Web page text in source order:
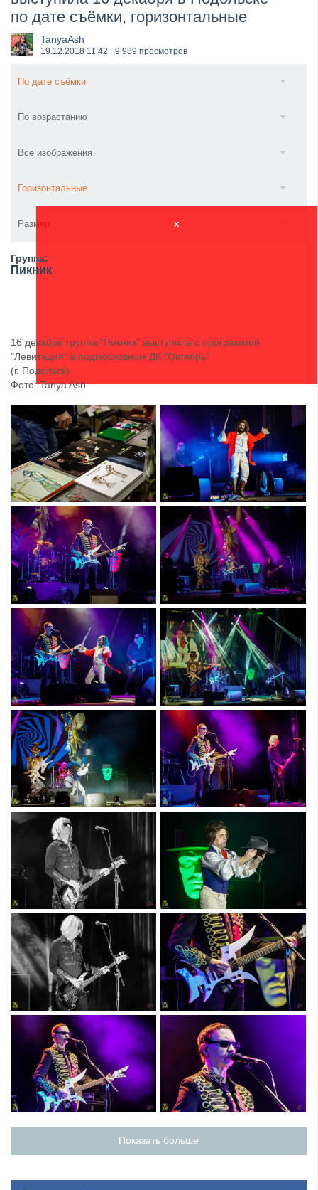
​Anthrax выпустили новый сингл и клип «Everybod...
по дате съёмки, горизонтальные
TanyaAsh
19.12.2018 11:42 9 989 просмотров
По дате съёмки
По возрастанию
Все изображения
Горизонтальные
Размер x
Группа:
Пикник
16 декабря группа "Пикник" выступила с программой
"Левитация" в подмосковном ДК "Октябрь"
(г. Подольск)
Фото: Tanya Ash
Показать больше